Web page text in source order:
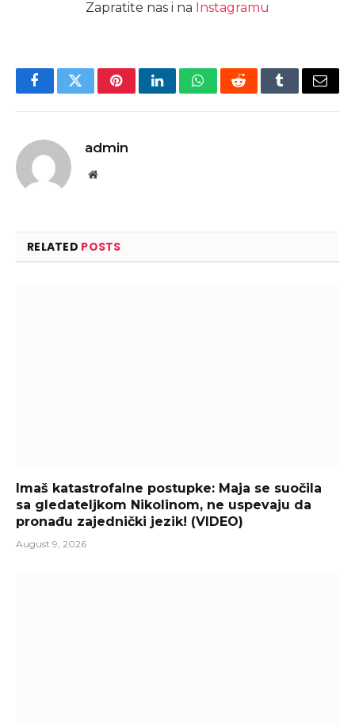
Zapratite nas i na Instagramu
FacebookTwitterPinterestLinkedInWhatsAppRedditTumblrEmail
admin
Website
RELATED POSTS
Imaš katastrofalne postupke: Maja se suočila
sa gledateljkom Nikolinom, ne uspevaju da
pronađu zajednički jezik! (VIDEO)
August 9, 2026